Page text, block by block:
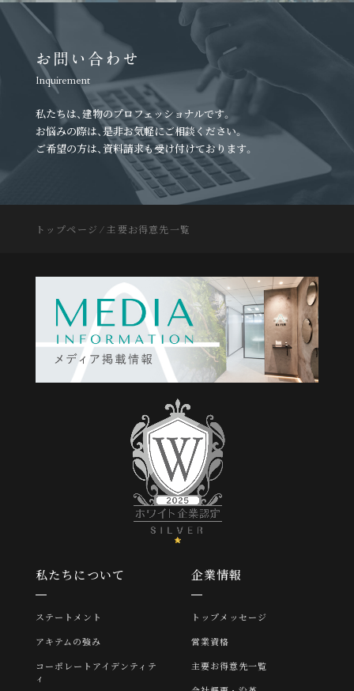
お問い合わせ
Inquirement
私たちは、建物のプロフェッショナルです。
お悩みの際は、是非お気軽にご相談ください。
ご希望の方は、資料請求も受け付けております。
トップページ ⁄ 主要お得意先一覧
私たちについて
ステートメント
アキテムの強み
コーポレートアイデンティテ
ィ
企業情報
トップメッセージ
営業資格
主要お得意先一覧